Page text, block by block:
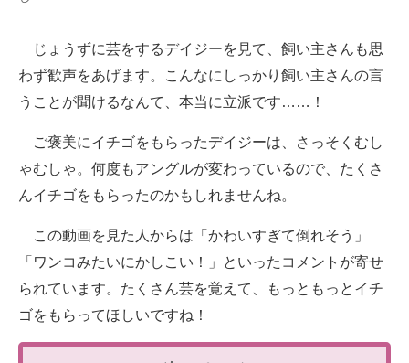
じょうずに芸をするデイジーを見て、飼い主さんも思
わず歓声をあげます。こんなにしっかり飼い主さんの言
うことが聞けるなんて、本当に立派です……！
ご褒美にイチゴをもらったデイジーは、さっそくむし
ゃむしゃ。何度もアングルが変わっているので、たくさ
んイチゴをもらったのかもしれませんね。
この動画を見た人からは「かわいすぎて倒れそう」
「ワンコみたいにかしこい！」といったコメントが寄せ
られています。たくさん芸を覚えて、もっともっとイチ
ゴをもらってほしいですね！